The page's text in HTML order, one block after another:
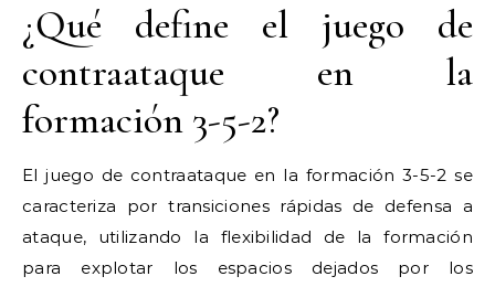
¿Qué define el juego de
contraataque en la
formación 3-5-2?
El juego de contraataque en la formación 3-5-2 se
caracteriza por transiciones rápidas de defensa a
ataque, utilizando la flexibilidad de la formación
para explotar los espacios dejados por los